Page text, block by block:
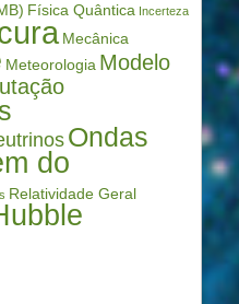
Física Quântica Incerteza
Mecânica
Meteorologia Modelo
Ondas
do
Relatividade Geral